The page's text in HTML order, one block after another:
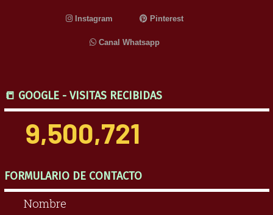
Instagram Pinterest
Canal Whatsapp
📒 GOOGLE - VISITAS RECIBIDAS
9,500,721
FORMULARIO DE CONTACTO
Nombre